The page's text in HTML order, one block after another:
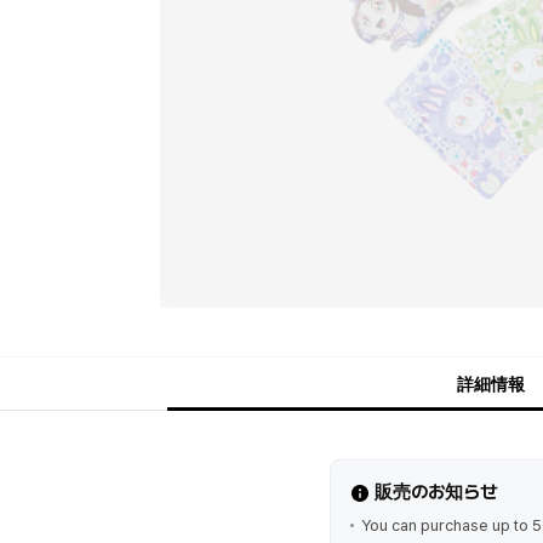
詳細情報
販売のお知らせ
You can purchase up to